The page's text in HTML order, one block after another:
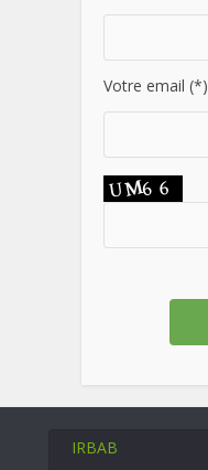
Votre email (*)
IRBAB